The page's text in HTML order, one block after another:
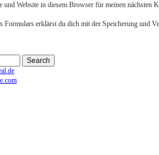
Website in diesem Browser für meinen nächsten
Formulars erklärst du dich mit der Speicherung und